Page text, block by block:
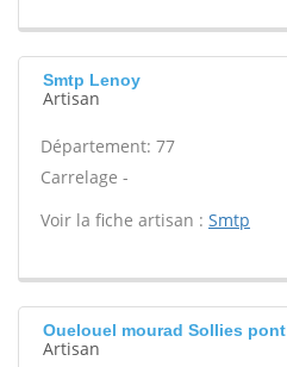
Smtp Lenoy
Artisan
Département: 77
Carrelage -
Voir la fiche artisan : Smtp
Ouelouel mourad Sollies pont
Artisan